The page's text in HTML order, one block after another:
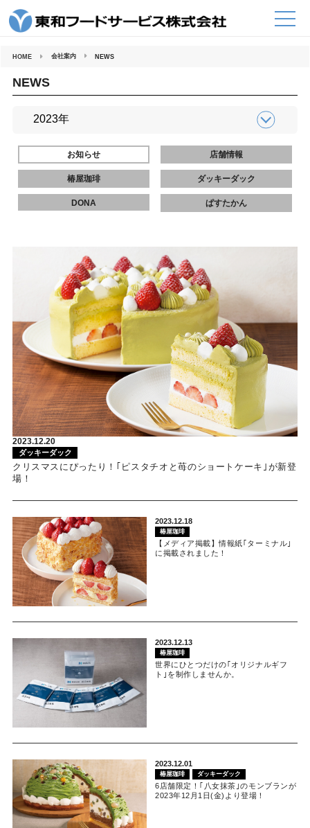
HOME 会社案内 NEWS
NEWS
お知らせ 店舗情報
椿屋珈琲 ダッキーダック
DONA ぱすたかん
2023.12.20
ダッキーダック
クリスマスにぴったり！｢ピスタチオと苺のショートケーキ｣が新登
場！
2023.12.18
椿屋珈琲
【メディア掲載】情報紙｢ターミナル｣
に掲載されました！
2023.12.13
椿屋珈琲
世界にひとつだけの｢オリジナルギフ
ト｣を制作しませんか。
2023.12.01
椿屋珈琲 ダッキーダック
6店舗限定！｢八女抹茶｣のモンブランが
2023年12月1日(金)より登場！